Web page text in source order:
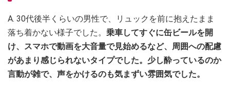
A. 30代後半くらいの男性で、リュックを前に抱えたまま
落ち着かない様子でした。 乗車してすぐに缶ビールを開
け、スマホで動画を大音量で見始めるなど、周囲への配慮
があまり感じられないタイプでした。少し酔っているのか
言動が雑で、声をかけるのも気まずい雰囲気でした。